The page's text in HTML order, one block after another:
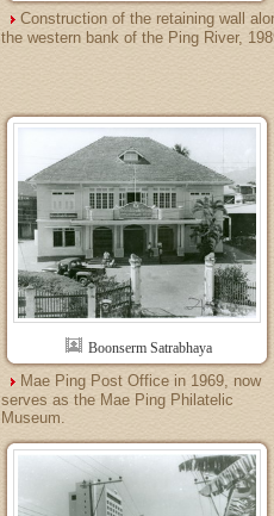
Construction of the retaining wall
the western bank of the Ping River,
Boonserm Satrabhaya
Mae Ping Post Office in 1969, now
serves as the Mae Ping Philatelic
Museum.